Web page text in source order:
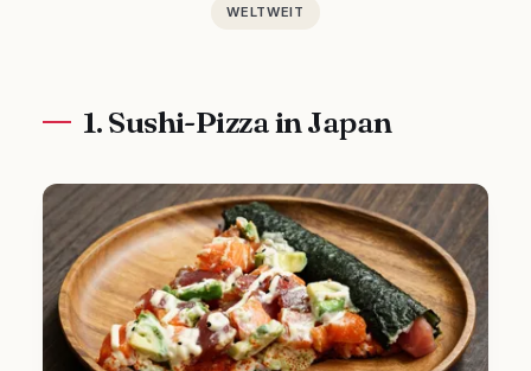
WELTWEIT
1. Sushi-Pizza in Japan